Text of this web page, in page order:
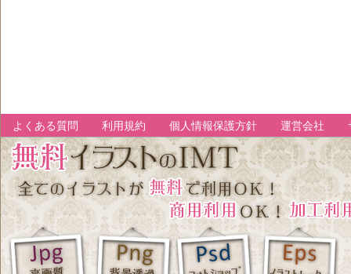
よくある質問 利用規約 個人情報保護方針 運営会社